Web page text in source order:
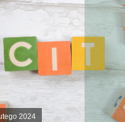
2024